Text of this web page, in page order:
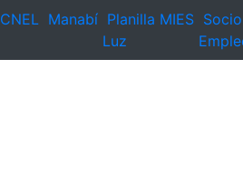
CNEL Manabí Planilla
Luz
MIES Socio